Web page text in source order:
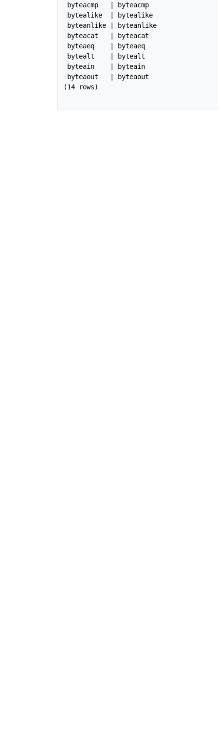
byteacmp   | byteacmp
bytealike  | bytealike
byteanlike | byteanlike
byteacat   | byteacat
byteaeq    | byteaeq
bytealt    | bytealt
byteain    | byteain
byteaout   | byteaout
(14 rows)